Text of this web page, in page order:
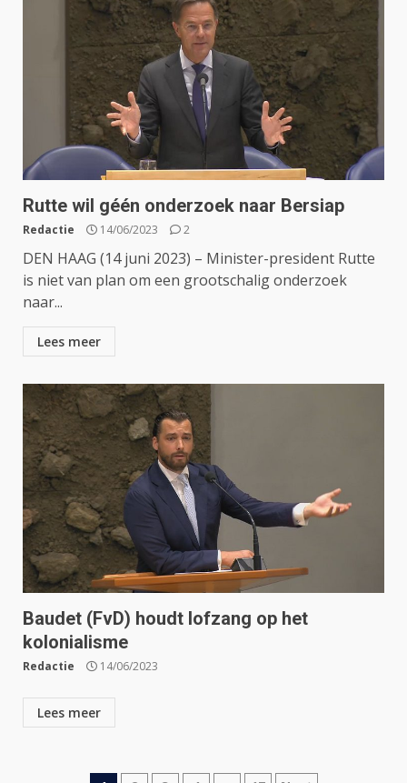
Rutte wil géén onderzoek naar Bersiap
Redactie 14/06/2023 2
DEN HAAG (14 juni 2023) – Minister-president Rutte
is niet van plan om een grootschalig onderzoek
naar...
Lees meer
Baudet (FvD) houdt lofzang op het
kolonialisme
Redactie 14/06/2023
Lees meer